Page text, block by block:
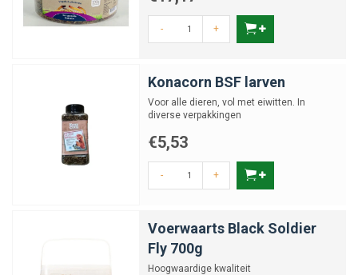
- +
Konacorn BSF larven
Voor alle dieren, vol met eiwitten. In
diverse verpakkingen
€5,53
- +
Voerwaarts Black Soldier
Fly 700g
Hoogwaardige kwaliteit